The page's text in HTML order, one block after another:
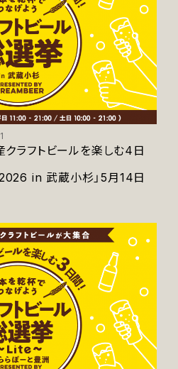
ラフトビールを楽しむ4日
2026 in 武蔵小杉」5月14日